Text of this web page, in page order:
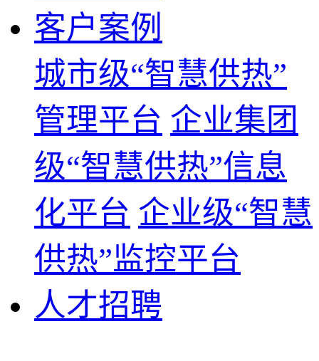
客户案例
城市级“智慧供热”
管理平台 企业集团
级“智慧供热”信息
化平台 企业级“智慧
供热”监控平台
人才招聘